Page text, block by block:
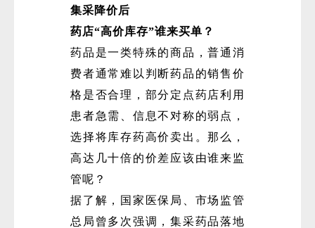
集采降价后
药店“高价库存”谁来买单？
药品是一类特殊的商品，普通消
费者通常难以判断药品的销售价
格是否合理，部分定点药店利用
患者急需、信息不对称的弱点，
选择将库存药高价卖出。那么，
高达几十倍的价差应该由谁来监
管呢？
据了解，国家医保局、市场监管
总局曾多次强调，集采药品落地